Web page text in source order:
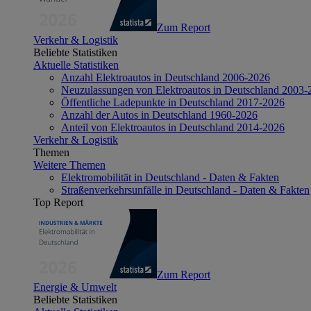
Zum Report
Verkehr & Logistik
Beliebte Statistiken
Aktuelle Statistiken
Anzahl Elektroautos in Deutschland 2006-2026
Neuzulassungen von Elektroautos in Deutschland 2003-
Öffentliche Ladepunkte in Deutschland 2017-2026
Anzahl der Autos in Deutschland 1960-2026
Anteil von Elektroautos in Deutschland 2014-2026
Verkehr & Logistik
Themen
Weitere Themen
Elektromobilität in Deutschland - Daten & Fakten
Straßenverkehrsunfälle in Deutschland - Daten & Fakten
Top Report
Zum Report
Energie & Umwelt
Beliebte Statistiken